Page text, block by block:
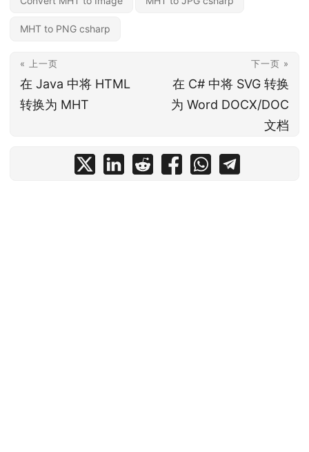
MHT to PNG csharp
« 上一页
在 Java 中将 HTML
转换为 MHT
下一页 »
在 C# 中将 SVG 转换
为 Word DOCX/DOC
文档